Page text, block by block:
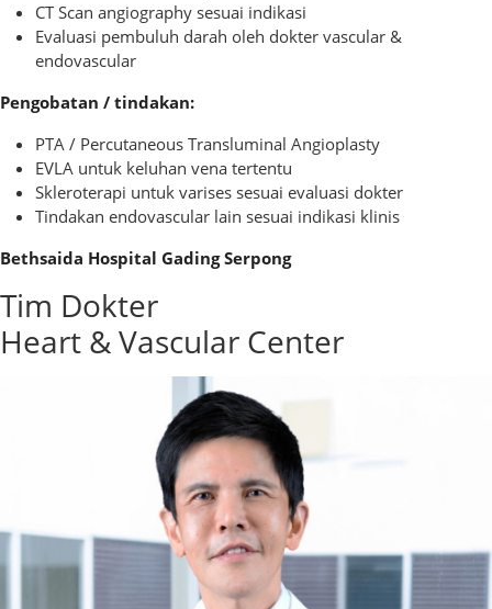
CT Scan angiography sesuai indikasi
Evaluasi pembuluh darah oleh dokter vascular &
endovascular
Pengobatan / tindakan:
PTA / Percutaneous Transluminal Angioplasty
EVLA untuk keluhan vena tertentu
Skleroterapi untuk varises sesuai evaluasi dokter
Tindakan endovascular lain sesuai indikasi klinis
Bethsaida Hospital Gading Serpong
Tim Dokter
Heart & Vascular Center